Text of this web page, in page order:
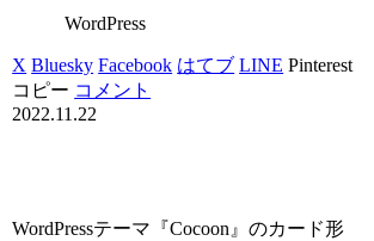
WordPress
X Bluesky Facebook はてブ LINE Pinterest
コピー コメント
2022.11.22
WordPressテーマ『Cocoon』のカード形